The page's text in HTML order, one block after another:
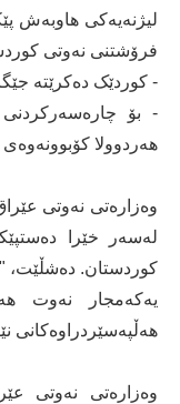
لیژنەیەکی هاوبەش
فرۆشتنی نەوتی
- کوردێک دەکرێتە
- بۆ چارەسەرکردنی
هەردوولا
وەزارەتی نەوتی
لەسەر خێرا
کوردستان. دەشڵێت،
یەکەمجار نەوت
هەڵپەسێردراوەکانی
وەزارەتی نەوتی